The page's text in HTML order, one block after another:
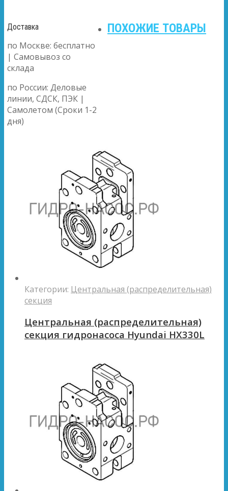
Доставка
по Москве: бесплатно
| Самовывоз со
склада
по России: Деловые
линии, СДСК, ПЭК |
Самолетом (Сроки 1-2
дня)
ПОХОЖИЕ ТОВАРЫ
Категории: Центральная (распределительная)
секция
Центральная (распределительная)
секция гидронасоса Hyundai HX330L